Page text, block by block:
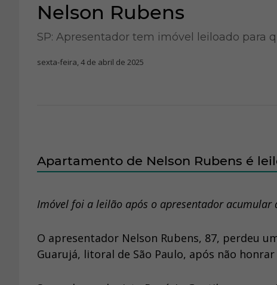
Nelson Rubens
SP: Apresentador tem imóvel leiloado para
sexta-feira, 4 de abril de 2025
Apartamento de Nelson Rubens é
Imóvel foi a leilão após o apresentador acumular
O apresentador Nelson Rubens, 87, perdeu
Guarujá, litoral de São Paulo, após não